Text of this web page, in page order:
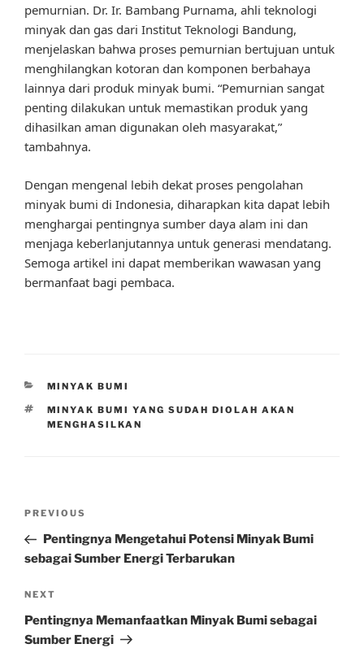
pemurnian. Dr. Ir. Bambang Purnama, ahli teknologi
minyak dan gas dari Institut Teknologi Bandung,
menjelaskan bahwa proses pemurnian bertujuan untuk
menghilangkan kotoran dan komponen berbahaya
lainnya dari produk minyak bumi. “Pemurnian sangat
penting dilakukan untuk memastikan produk yang
dihasilkan aman digunakan oleh masyarakat,”
tambahnya.
Dengan mengenal lebih dekat proses pengolahan
minyak bumi di Indonesia, diharapkan kita dapat lebih
menghargai pentingnya sumber daya alam ini dan
menjaga keberlanjutannya untuk generasi mendatang.
Semoga artikel ini dapat memberikan wawasan yang
bermanfaat bagi pembaca.
CATEGORIES
MINYAK BUMI
TAGS
MINYAK BUMI YANG SUDAH DIOLAH AKAN
MENGHASILKAN
Previous
Post
PREVIOUS
Pentingnya Mengetahui Potensi Minyak Bumi
sebagai Sumber Energi Terbarukan
Next
Post
NEXT
Pentingnya Memanfaatkan Minyak Bumi sebagai
Sumber Energi